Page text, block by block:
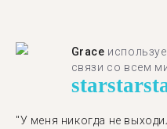
Grace
связи со всем
starstar
"У меня никогда не